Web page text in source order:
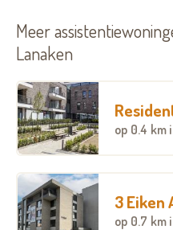
Meer
Lanaken
op 0.4 km
3 Eiken
op 0.7 km